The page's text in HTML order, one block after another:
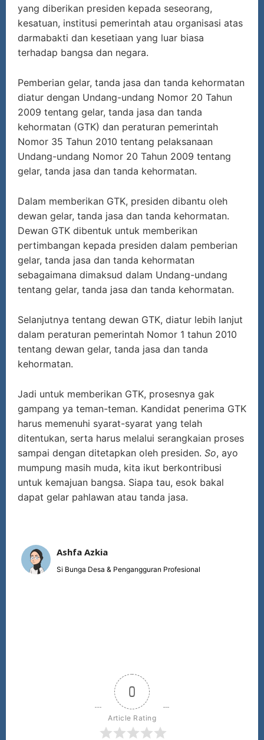
yang diberikan presiden kepada seseorang,
kesatuan, institusi pemerintah atau organisasi atas
darmabakti dan kesetiaan yang luar biasa
terhadap bangsa dan negara.
Pemberian gelar, tanda jasa dan tanda kehormatan
diatur dengan Undang-undang Nomor 20 Tahun
2009 tentang gelar, tanda jasa dan tanda
kehormatan (GTK) dan peraturan pemerintah
Nomor 35 Tahun 2010 tentang pelaksanaan
Undang-undang Nomor 20 Tahun 2009 tentang
gelar, tanda jasa dan tanda kehormatan.
Dalam memberikan GTK, presiden dibantu oleh
dewan gelar, tanda jasa dan tanda kehormatan.
Dewan GTK dibentuk untuk memberikan
pertimbangan kepada presiden dalam pemberian
gelar, tanda jasa dan tanda kehormatan
sebagaimana dimaksud dalam Undang-undang
tentang gelar, tanda jasa dan tanda kehormatan.
Selanjutnya tentang dewan GTK, diatur lebih lanjut
dalam peraturan pemerintah Nomor 1 tahun 2010
tentang dewan gelar, tanda jasa dan tanda
kehormatan.
Jadi untuk memberikan GTK, prosesnya gak
gampang ya teman-teman. Kandidat penerima GTK
harus memenuhi syarat-syarat yang telah
ditentukan, serta harus melalui serangkaian proses
sampai dengan ditetapkan oleh presiden. So, ayo
mumpung masih muda, kita ikut berkontribusi
untuk kemajuan bangsa. Siapa tau, esok bakal
dapat gelar pahlawan atau tanda jasa.
Ashfa Azkia
Si Bunga Desa & Pengangguran Profesional
0
Article Rating